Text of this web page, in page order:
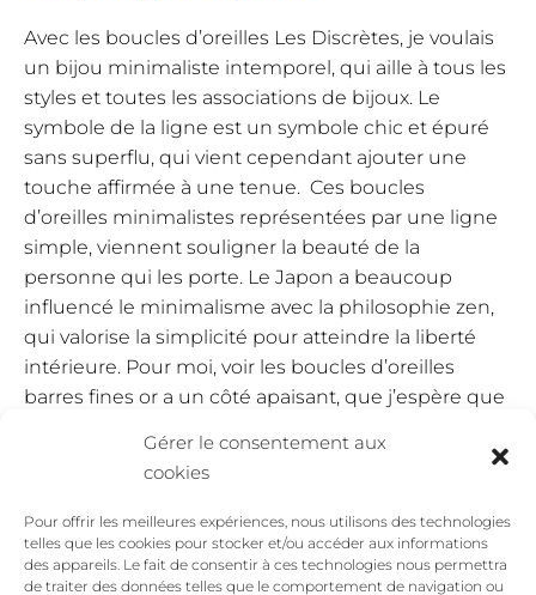
Gérer le consentement aux
cookies
Pour offrir les meilleures expériences, nous utilisons des technologies
telles que les cookies pour stocker et/ou accéder aux informations
des appareils. Le fait de consentir à ces technologies nous permettra
de traiter des données telles que le comportement de navigation ou
Avec les boucles d’oreilles Les Discrètes, je voulais
un bijou minimaliste intemporel, qui aille à tous les
styles et toutes les associations de bijoux. Le
symbole de la ligne est un symbole chic et épuré
sans superflu, qui vient cependant ajouter une
touche affirmée à une tenue. Ces boucles
d’oreilles minimalistes représentées par une ligne
simple, viennent souligner la beauté de la
personne qui les porte. Le Japon a beaucoup
influencé le minimalisme avec la philosophie zen,
qui valorise la simplicité pour atteindre la liberté
intérieure. Pour moi, voir les boucles d’oreilles
barres fines or a un côté apaisant, que j’espère que
Comment porter les boucles
d’oreilles barres fines or
Les boucles d’oreilles Les Discrètes vont